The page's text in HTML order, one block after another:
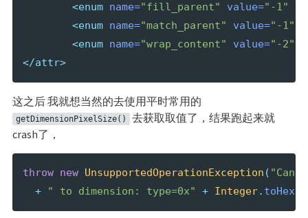
<enum name="fill_parent" value="-1"
<enum name="match_parent" value="-1"
<enum name="wrap_content" value="-2"
</attr>
这之后 我就想当然的去使用平时常用的
getDimensionPixelSize()
去获取取值了，结果跑起来就
crash了，
throw new UnsupportedOperationException (
+
" to dimension: type=0x" + Integer.